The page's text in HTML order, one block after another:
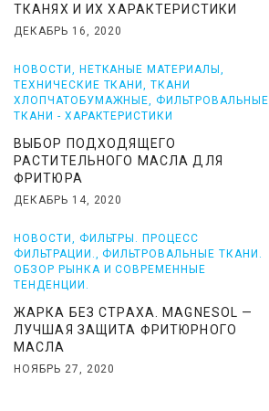
ТКАНЯХ И ИХ ХАРАКТЕРИСТИКИ
ДЕКАБРЬ 16, 2020
НОВОСТИ НЕТКАНЫЕ МАТЕРИАЛЫ
ТЕХНИЧЕСКИЕ ТКАНИ
,ТКАНИ
ХЛОПЧАТОБУМАЖНЫЕ ,ФИЛЬТРОВАЛЬНЫЕ
ТКАНИ - ХАРАКТЕРИСТИКИ
ВЫБОР ПОДХОДЯЩЕГО
РАСТИТЕЛЬНОГО МАСЛА ДЛЯ
ФРИТЮРА
ДЕКАБРЬ 14, 2020
НОВОСТИ
ФИЛЬТРЫ. ПРОЦЕСС
ФИЛЬТРАЦИИ.
,ФИЛЬТРОВАЛЬНЫЕ ТКАНИ.
ОБЗОР РЫНКА И СОВРЕМЕННЫЕ
ТЕНДЕНЦИИ.
ЖАРКА БЕЗ СТРАХА. MAGNESOL —
ЛУЧШАЯ ЗАЩИТА ФРИТЮРНОГО
МАСЛА
НОЯБРЬ 27, 2020